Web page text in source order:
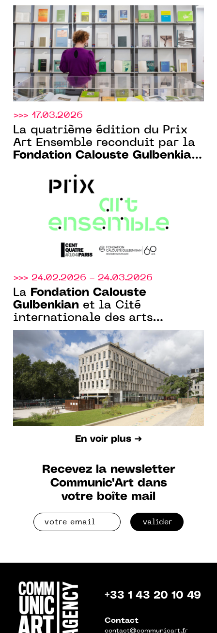
sa nouvelle résidence
artistique au cœur de la
bibliothèque Gulbenkian
>>> 17.03.2026
La quatrième édition du Prix
Art Ensemble reconduit par la
Fondation Calouste Gulbenkian
>>> 24.02.2026 - 24.03.2026
La
Fondation Calouste
Gulbenkian et la Cité
internationale des arts
annoncent la 4e édition du
programme de résidence
Curadores
En voir plus ➜
Recevez la newsletter
Communic'Art dans
votre boîte mail
valider
+33 1 43 20 10 49
Contact
contact@communicart.fr